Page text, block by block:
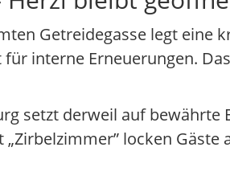
Getreidegasse legt eine
interne Erneuerungen.
setzt derweil auf bewährte
locken Gäste